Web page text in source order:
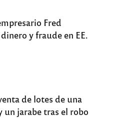
Fred
y fraude en EE.
de lotes de una
jarabe tras el robo